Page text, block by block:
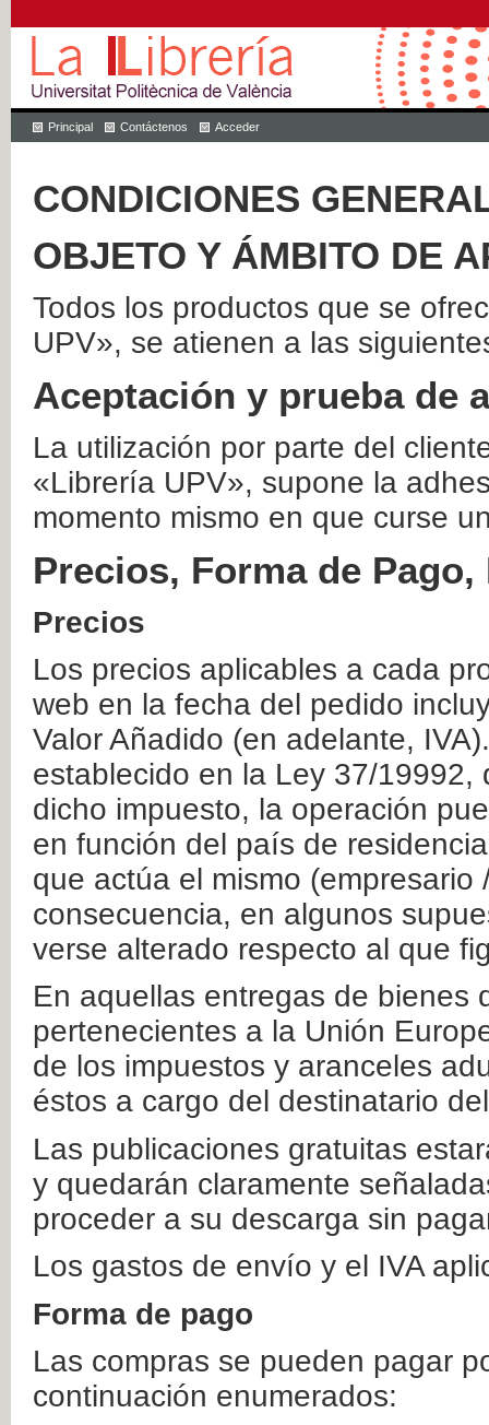
Principal Contáctenos Acceder
CONDICIONES
OBJETO Y ÁMBITO DE
Todos los productos que se
UPV», se atienen a las
Aceptación y prueba de
La utilización por parte del
«Librería UPV», supone la
momento mismo en que curse
Precios, Forma de
Precios
Los precios aplicables a cada
web en la fecha del pedido
Valor Añadido (en adelante,
establecido en la Ley 37/
dicho impuesto, la operación
en función del país de
que actúa el mismo
consecuencia, en algunos
verse alterado respecto al que
En aquellas entregas de bienes
pertenecientes a la Unión
de los impuestos y aranceles
éstos a cargo del destinatario
Las publicaciones gratuitas
y quedarán claramente
proceder a su descarga sin
Los gastos de envío y el IVA
Forma de pago
Las compras se pueden pagar
continuación enumerados: